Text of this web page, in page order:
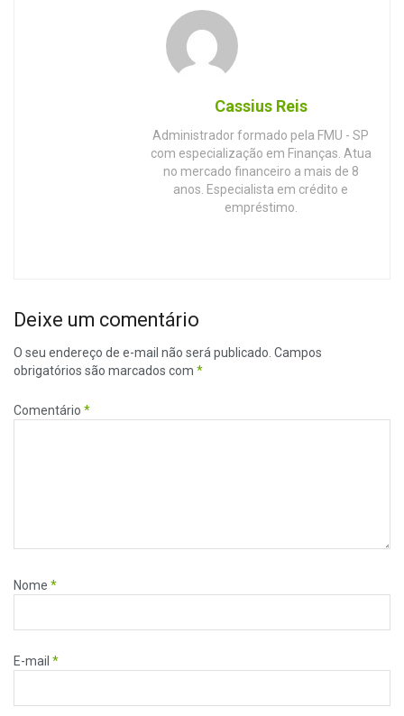
Cassius Reis
Administrador formado pela FMU - SP
com especialização em Finanças. Atua
no mercado financeiro a mais de 8
anos. Especialista em crédito e
empréstimo.
Deixe um comentário
O seu endereço de e-mail não será publicado. Campos
obrigatórios são marcados com *
Comentário *
Nome *
E-mail *